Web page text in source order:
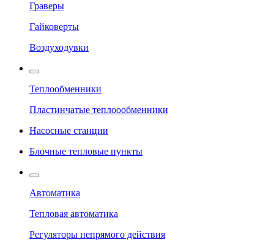
Граверы
Гайковерты
Воздуходувки
Теплообменники
Пластинчатые теплоообменники
Насосные станции
Блочные тепловые пункты
Автоматика
Тепловая автоматика
Регуляторы непрямого действия